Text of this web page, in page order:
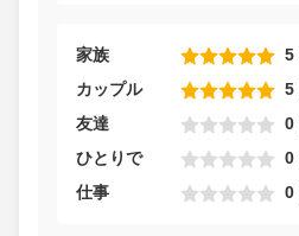
家族 5
カップル
5
友達
0
ひとりで
0
仕事
0